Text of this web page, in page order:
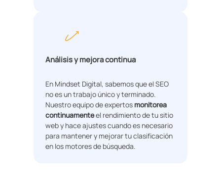
Análisis y mejora continua
En Mindset Digital, sabemos que el SEO
no es un trabajo único y terminado.
Nuestro equipo de expertos monitorea
continuamenteel rendimiento de tu sitio
web y hace ajustes cuando es necesario
para mantener y mejorar tu clasificación
en los motores de búsqueda.